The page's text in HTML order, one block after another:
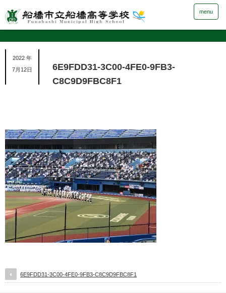
menu
2022 年
7月12日
6E9FDD31-3C00-4FE0-9FB3-
C8C9D9FBC8F1
6E9FDD31-3C00-4FE0-9FB3-C8C9D9FBC8F1